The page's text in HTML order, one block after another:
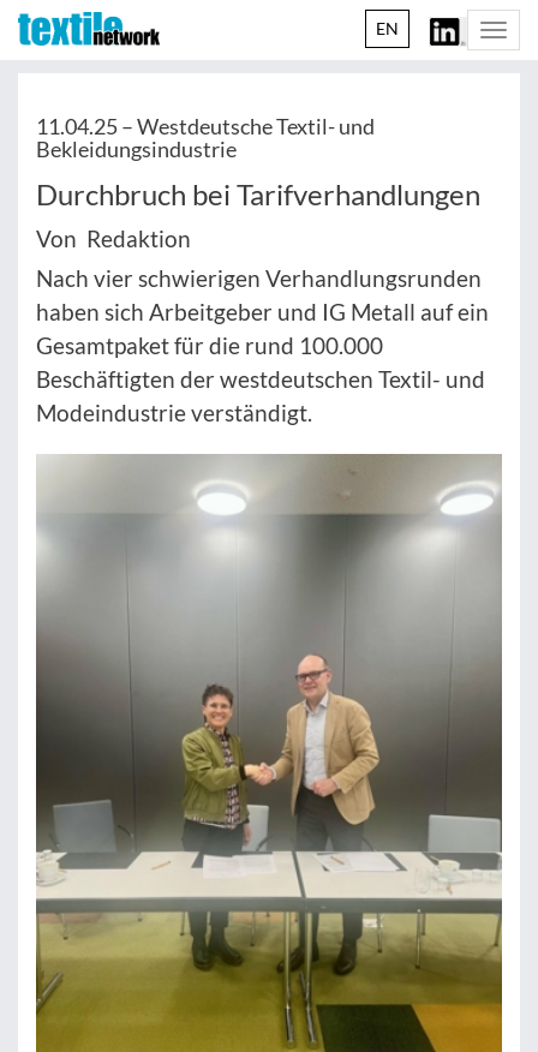
EN
11.04.25 –Westdeutsche Textil- und
Bekleidungsindustrie
Durchbruch bei Tarifverhandlungen
Von Redaktion
Nach vier schwierigen Verhandlungsrunden
haben sich Arbeitgeber und IG Metall auf ein
Gesamtpaket für die rund 100.000
Beschäftigten der westdeutschen Textil- und
Modeindustrie verständigt.